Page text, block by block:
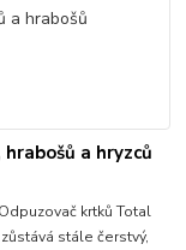
a hryzců
krtků Total
stále čerstvý,